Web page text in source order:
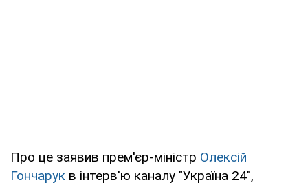
Про це заявив прем'єр-міністр Олексій
Гончарук в інтерв'ю каналу "Україна 24",